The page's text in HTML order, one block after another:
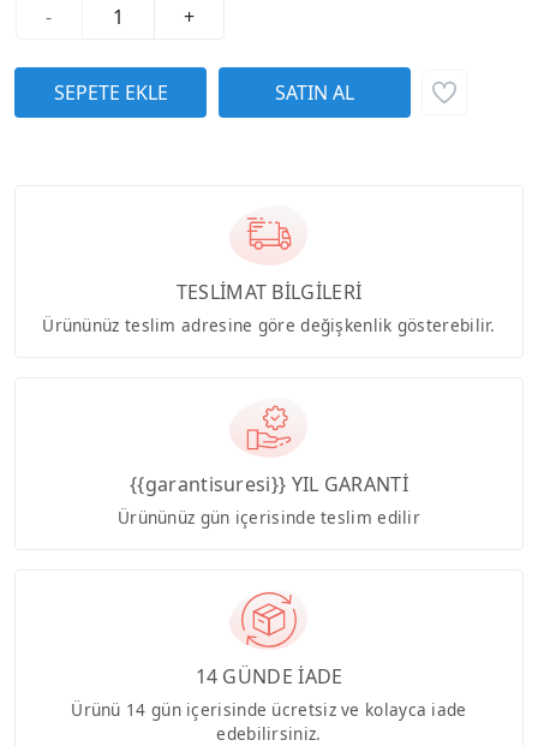
-
+
TESLİMAT BİLGİLERİ
Ürününüz teslim adresine göre değişkenlik gösterebilir.
{{garantisuresi}} YIL GARANTİ
Ürününüz gün içerisinde teslim edilir
14 GÜNDE İADE
Ürünü 14 gün içerisinde ücretsiz ve kolayca iade
edebilirsiniz.